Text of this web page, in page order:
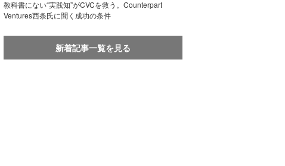
教科書にない“実践知”がCVCを救う。Counterpart
Ventures西条氏に聞く成功の条件
新着記事一覧を見る